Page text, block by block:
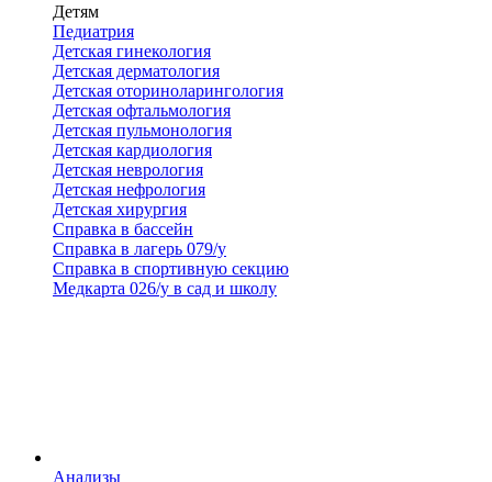
Детям
Педиатрия
Детская гинекология
Детская дерматология
Детская оториноларингология
Детская офтальмология
Детская пульмонология
Детская кардиология
Детская неврология
Детская нефрология
Детская хирургия
Справка в бассейн
Справка в лагерь 079/у
Справка в спортивную секцию
Медкарта 026/у в сад и школу
Анализы